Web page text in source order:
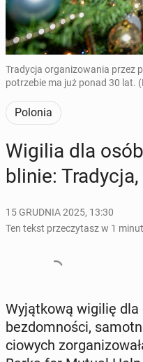
Tradycja organizowania przez
potrzebie ma już ponad 30 lat.
Polonia
Wigilia dla
bli­nie:
15 GRUDNIA 2025, 13:30
Ten tekst przeczytasz w 1
Wy­jąt­ko­wą wigilię
bez­dom­no­ści,
cio­wych